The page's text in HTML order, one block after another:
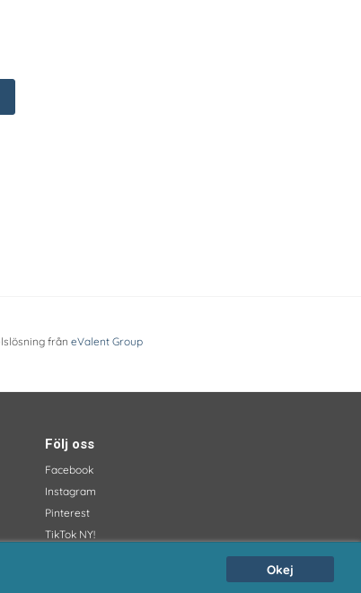
Okej
från eValent Group
Följ oss
Facebook
Instagram
Pinterest
TikTok NY!